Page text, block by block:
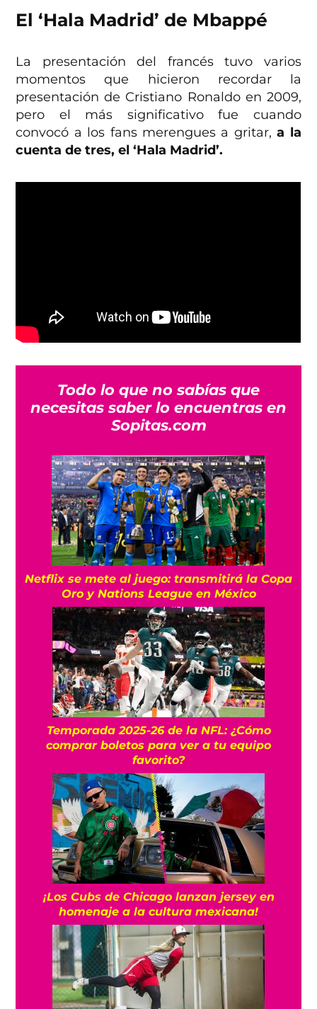
El ‘Hala Madrid’ de Mbappé
La presentación del francés tuvo varios
momentos que hicieron recordar la
presentación de Cristiano Ronaldo en 2009,
pero el más significativo fue cuando
convocó a los fans merengues a gritar, a la
cuenta de tres, el ‘Hala Madrid’.
Todo lo que no sabías que
necesitas saber lo encuentras en
Sopitas.com
Netflix se mete al juego: transmitirá la Copa
Oro y Nations League en México
Temporada 2025-26 de la NFL: ¿Cómo
comprar boletos para ver a tu equipo
favorito?
¡Los Cubs de Chicago lanzan jersey en
homenaje a la cultura mexicana!